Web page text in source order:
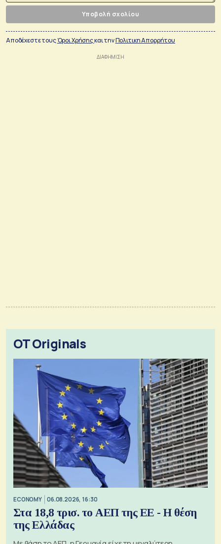
Υποβολή σχολίου
Αποδέχεστε τουςΌροι Χρήσηςκαι τηνΠολιτικη Απορρήτου
OT Originals
ECONOMY 06.08.2026, 16:30
Στα 18,8 τρισ. το ΑΕΠ της ΕΕ - Η θέση
της Ελλάδας